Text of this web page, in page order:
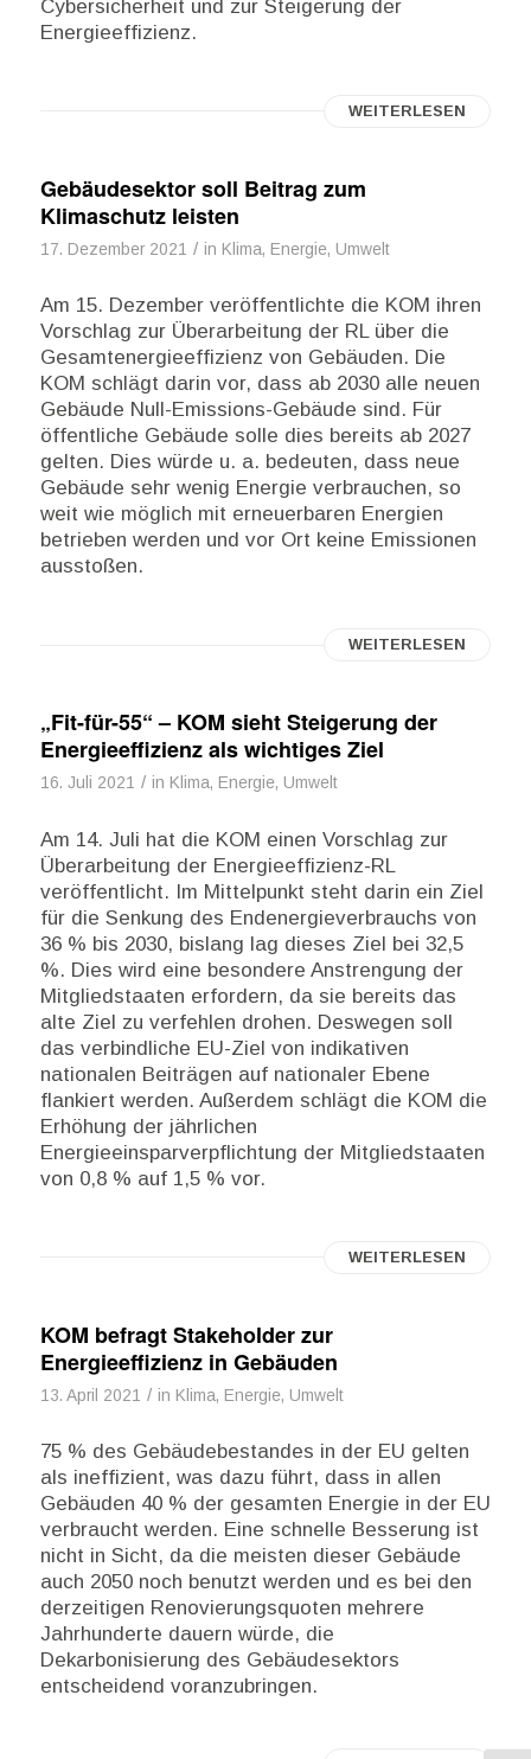
Cybersicherheit und zur Steigerung der
Energieeffizienz.
WEITERLESEN
Gebäudesektor soll Beitrag zum
Klimaschutz leisten
17. Dezember 2021 / in Klima, Energie, Umwelt
Am 15. Dezember veröffentlichte die KOM ihren
Vorschlag zur Überarbeitung der RL über die
Gesamtenergieeffizienz von Gebäuden. Die
KOM schlägt darin vor, dass ab 2030 alle neuen
Gebäude Null-Emissions-Gebäude sind. Für
öffentliche Gebäude solle dies bereits ab 2027
gelten. Dies würde u. a. bedeuten, dass neue
Gebäude sehr wenig Energie verbrauchen, so
weit wie möglich mit erneuerbaren Energien
betrieben werden und vor Ort keine Emissionen
ausstoßen.
WEITERLESEN
„Fit-für-55“ – KOM sieht Steigerung der
Energieeffizienz als wichtiges Ziel
16. Juli 2021 / in Klima, Energie, Umwelt
Am 14. Juli hat die KOM einen Vorschlag zur
Überarbeitung der Energieeffizienz-RL
veröffentlicht. Im Mittelpunkt steht darin ein Ziel
für die Senkung des Endenergieverbrauchs von
36 % bis 2030, bislang lag dieses Ziel bei 32,5
%. Dies wird eine besondere Anstrengung der
Mitgliedstaaten erfordern, da sie bereits das
alte Ziel zu verfehlen drohen. Deswegen soll
das verbindliche EU-Ziel von indikativen
nationalen Beiträgen auf nationaler Ebene
flankiert werden. Außerdem schlägt die KOM die
Erhöhung der jährlichen
Energieeinsparverpflichtung der Mitgliedstaaten
von 0,8 % auf 1,5 % vor.
WEITERLESEN
KOM befragt Stakeholder zur
Energieeffizienz in Gebäuden
13. April 2021 / in Klima, Energie, Umwelt
75 % des Gebäudebestandes in der EU gelten
als ineffizient, was dazu führt, dass in allen
Gebäuden 40 % der gesamten Energie in der EU
verbraucht werden. Eine schnelle Besserung ist
nicht in Sicht, da die meisten dieser Gebäude
auch 2050 noch benutzt werden und es bei den
derzeitigen Renovierungsquoten mehrere
Jahrhunderte dauern würde, die
Dekarbonisierung des Gebäudesektors
entscheidend voranzubringen.